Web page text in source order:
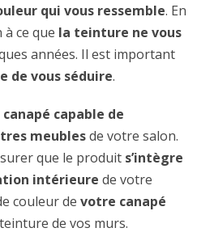
qui vous ressemble. En
ce que la teinture ne vous
années. Il est important
de vous séduire.
canapé capable de
meublesde votre salon.
que le produit s’intègre
intérieure de votre
couleur de votre canapé
de vos murs.